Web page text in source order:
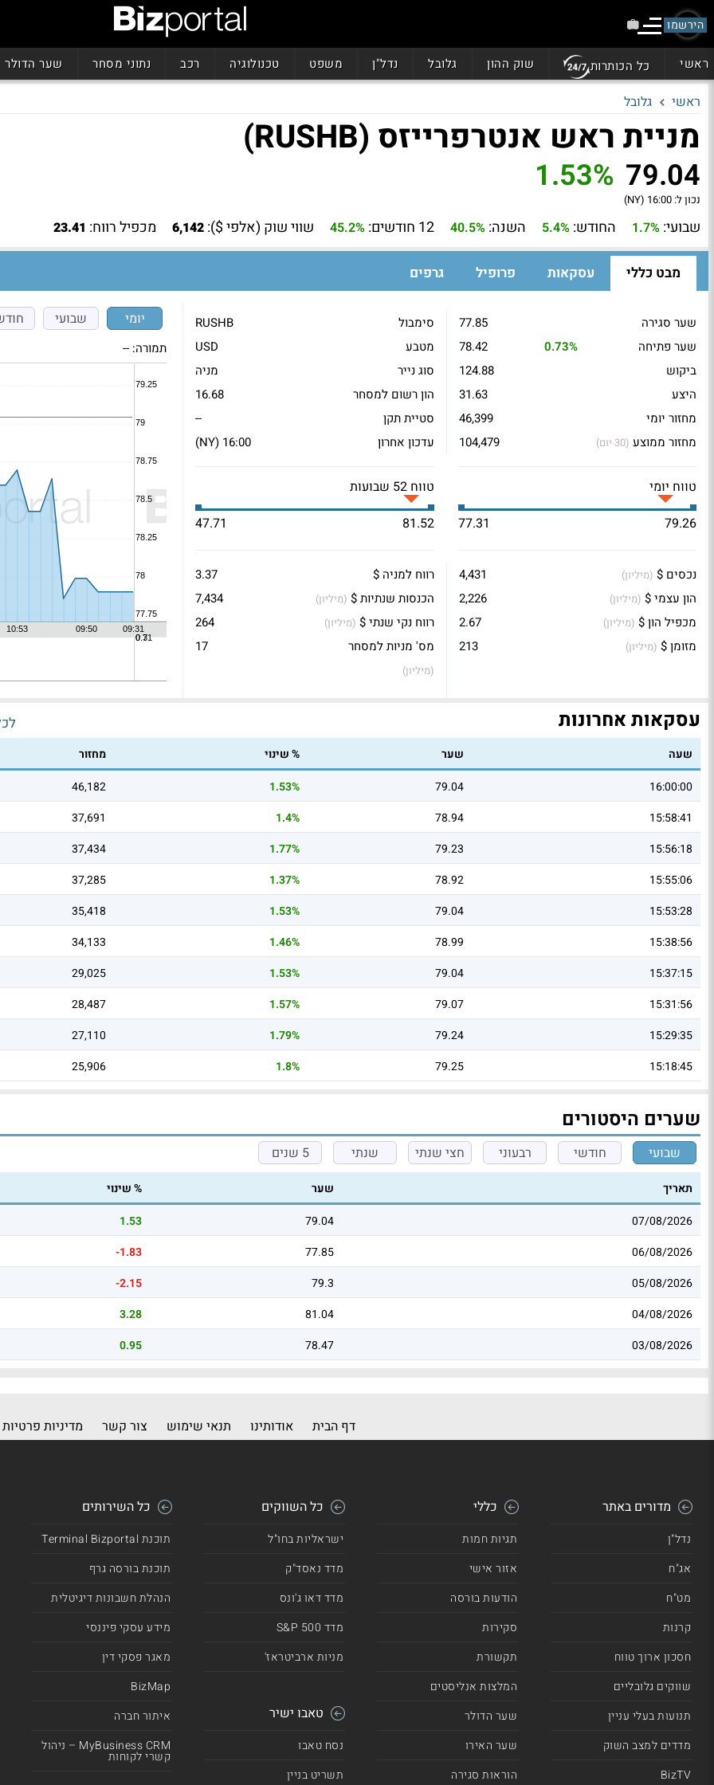
הירשמו
ראשי כל הכותרות שוק ההון גלובל נדל"ן משפט טכנולוגיה רכב נתוני מסחר שער הדולר
ראשי גלובל
מניית ראש אנטרפרייזס (RUSHB)
79.04
1.53%
נכון ל: 16:00 (NY)
שבועי: 1.7% החודש: 5.4% השנה: 40.5% 12 חודשים: 45.2% שווי שוק (אלפי $): 6,142 מכפיל רווח: 23.41
מבט כללי עסקאות פרופיל גרפים
שער סגירה
77.85
שער פתיחה
0.73%
78.42
ביקוש
124.88
היצע
31.63
מחזור יומי
46,399
מחזור ממוצע (30 יום) 104,479
סימבול
RUSHB
מטבע
USD
סוג נייר
מניה
הון רשום למסחר
16.68
סטיית תקן
--
עדכון אחרון
16:00 (NY)
טווח יומי
79.26
77.31
טווח 52 שבועות
81.52
47.71
נכסים $ (מיליון)
4,431
הון עצמי $ (מיליון)
2,226
מכפיל הון $ (מיליון)
2.67
מזומן $ (מיליון) 213
רווח למניה $
3.37
הכנסות שנתיות $ (מיליון)
7,434
רווח נקי שנתי $ (מיליון)
264
מס' מניות למסחר
(מיליון)
17
יומי שבועי
תמורה: --
עסקאות אחרונות
שעה שער % שינוי
מחזור
16:00:00
79.04
1.53%
46,182
15:58:41
78.94
1.4%
37,691
15:56:18
79.23
1.77%
37,434
15:55:06
78.92
1.37%
37,285
15:53:28
79.04
1.53%
35,418
15:38:56
78.99
1.46%
34,133
15:37:15
79.04
1.53%
29,025
15:31:56
79.07
1.57%
28,487
15:29:35
79.24
1.79%
27,110
15:18:45
79.25
1.8%
25,906
שערים היסטורים
שבועי חודשי רבעוני חצי שנתי שנתי 5 שנים
תאריך שער
% שינוי
07/08/2026
79.04
1.53
06/08/2026
77.85
-1.83
05/08/2026
79.3
-2.15
04/08/2026
81.04
3.28
03/08/2026
78.47
0.95
דף הבית אודותינו תנאי שימוש צור קשר מדיניות פרטיות
מדורים באתר
נדל"ן
אג"ח
מט"ח
קרנות
חסכון ארוך טווח
שווקים גלובליים
תנועות בעלי עניין
מדדים למצב השוק
BizTV
כללי
תגיות חמות
אזור אישי
הודעות בורסה
סקירות
תקשורת
המלצות אנליסטים
שער הדולר
שער האירו
הוראות סגירה
כל השווקים
ישראליות בחו"ל
מדד נאסד"ק
מדד דאו ג'ונס
מדד 500 S&P
מניות ארביטראז'
טאבו ישיר
נסח טאבו
תשריט בניין
כל השירותים
תוכנת Terminal Bizportal
תוכנת בורסה גרף
הנהלת חשבונות דיגיטלית
מידע עסקי פיננסי
מאגר פסקי דין
BizMap
איתור חברה
MyBusiness CRM – ניהול
קשרי לקוחות